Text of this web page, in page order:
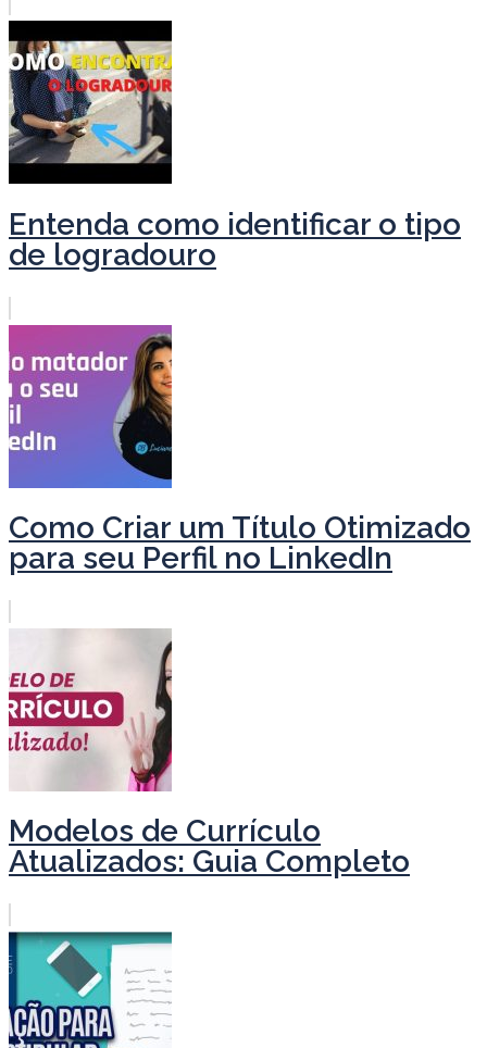
Entenda como identificar o tipo
de logradouro
Como Criar um Título Otimizado
para seu Perfil no LinkedIn
Modelos de Currículo
Atualizados: Guia Completo